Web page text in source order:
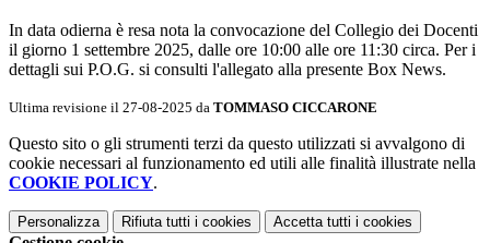
In data odierna è resa nota la convocazione del Collegio dei Docenti
il giorno 1 settembre 2025, dalle ore 10:00 alle ore 11:30 circa. Per i
dettagli sui P.O.G. si consulti l'allegato alla presente Box News.
Ultima revisione il 27-08-2025 da TOMMASO CICCARONE
Questo sito o gli strumenti terzi da questo utilizzati si avvalgono di
cookie necessari al funzionamento ed utili alle finalità illustrate nella
COOKIE POLICY.
Personalizza Rifiuta tutti i cookies Accetta tutti i cookies